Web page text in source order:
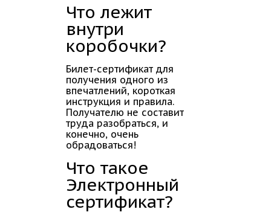
Что лежит
внутри
коробочки?
Билет-сертификат для
получения одного из
впечатлений, короткая
инструкция и правила.
Получателю не составит
труда разобраться, и
конечно, очень
обрадоваться!
Что такое
Электронный
сертификат?